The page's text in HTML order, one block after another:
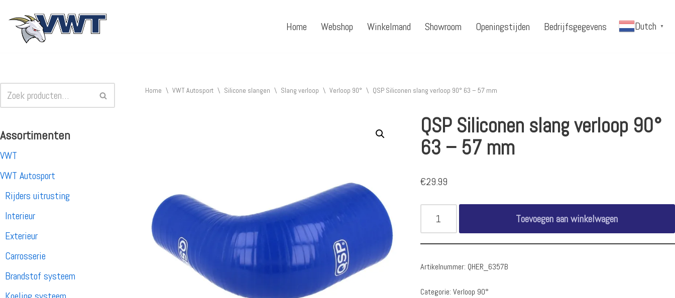
Ga
Home Webshop Winkelmand Showroom Openingstijden Bedrijfsgegevens Dutch ▼
Assortimenten
VWT
VWT Autosport
Rijders uitrusting
Interieur
Exterieur
Carrosserie
Brandstof systeem
Home \ VWT Autosport \ Silicone slangen \ Slang verloop \ Verloop 90° \ QSP Siliconen slang verloop 90° 63 – 57 mm
QSP Siliconen slang verloop 90°
63 – 57 mm
€29.99
Toevoegen aan winkelwagen
Artikelnummer: QHER_6357B
Categorie:Verloop 90°